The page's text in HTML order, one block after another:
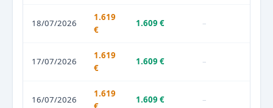
18/07/2026
1.619
€
1.609 € –
17/07/2026
1.619
€
1.609 € –
16/07/2026
1.619
1.609 € –